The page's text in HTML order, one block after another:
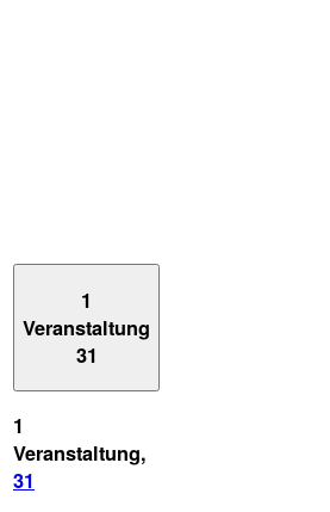
1
Veranstaltung
31
1
Veranstaltung,
31